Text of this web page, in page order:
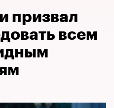
призвал
всем